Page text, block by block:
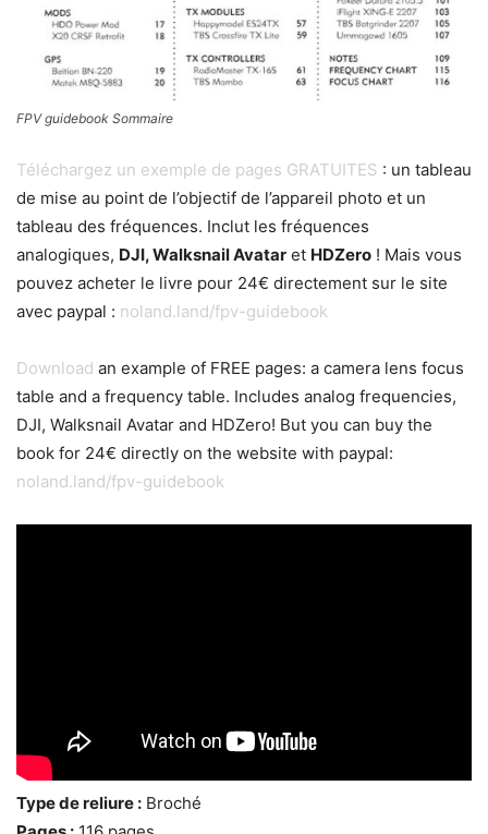
FPV guidebook Sommaire
Téléchargez un exemple de pages GRATUITES : un tableau
de mise au point de l’objectif de l’appareil photo et un
tableau des fréquences. Inclut les fréquences
analogiques, DJI, Walksnail Avatar et HDZero ! Mais vous
pouvez acheter le livre pour 24€ directement sur le site
avec paypal : noland.land/fpv-guidebook
Download an example of FREE pages: a camera lens focus
table and a frequency table. Includes analog frequencies,
DJI, Walksnail Avatar and HDZero! But you can buy the
book for 24€ directly on the website with paypal:
noland.land/fpv-guidebook
Type de reliure : Broché